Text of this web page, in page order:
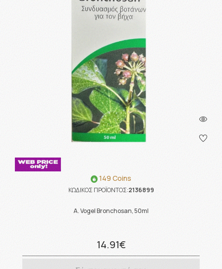
149 Coins
ΚΩΔΙΚΟΣ ΠΡΟΪΟΝΤΟΣ:2136899
A. Vogel Bronchosan, 50ml
14.91€